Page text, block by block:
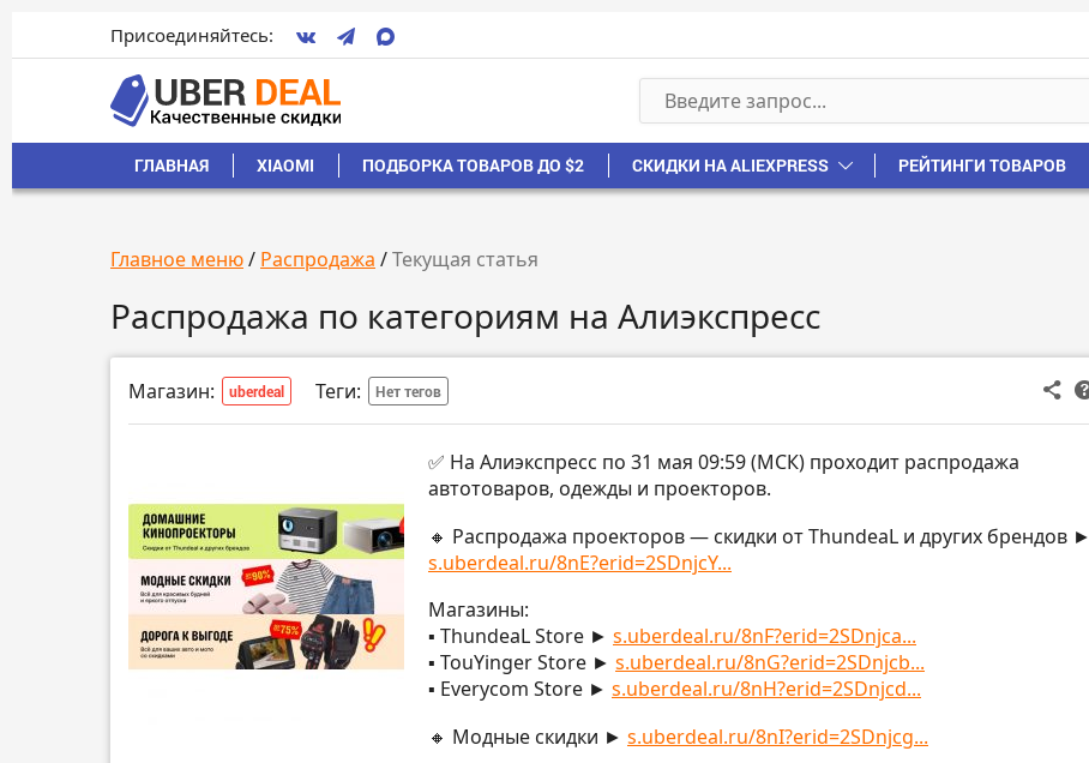
Присоединяйтесь:
ГЛАВНАЯ XIAOMI ПОДБОРКА ТОВАРОВ ДО $2 СКИДКИ НА ALIEXPRESS РЕЙТИНГИ ТОВАРОВ
Главное меню/ Распродажа /Текущая статья
Распродажа по категориям на Алиэкспресс
Магазин: uberdeal Теги: Нет тегов
✅ На Алиэкспресс по 31 мая 09:59 (МСК) проходит распродажа
автотоваров, одежды и проекторов.
🔸 Распродажа проекторов — скидки от ThundeaL и других брендов ►
s.uberdeal.ru/8nE?erid=2SDnjcY...
Магазины:
▪️ ThundeaL Store ► s.uberdeal.ru/8nF?erid=2SDnjca...
▪️ TouYinger Store ► s.uberdeal.ru/8nG?erid=2SDnjcb...
▪️ Everycom Store ► s.uberdeal.ru/8nH?erid=2SDnjcd...
🔸 Модные скидки ► s.uberdeal.ru/8nI?erid=2SDnjcg...